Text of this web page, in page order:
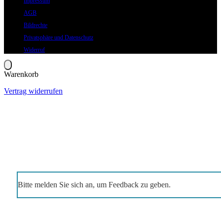
AGB
Bildrechte
Privatsphäre und Datenschutz
Widerruf
Warenkorb
Vertrag widerrufen
Bitte melden Sie sich an, um Feedback zu geben.